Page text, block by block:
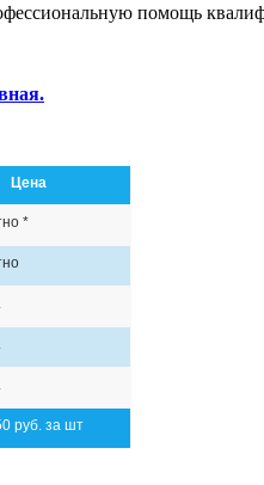
помощь
Цена
*
руб. за шт